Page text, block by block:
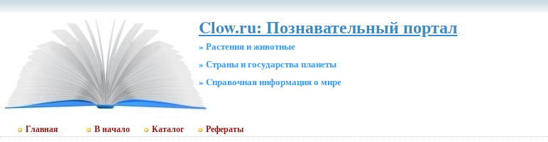
Clow.ru: Познавательный портал
» Растения и животные
» Страны и государства планеты
» Cправочная информация о мире
Главная В начало Каталог Рефераты